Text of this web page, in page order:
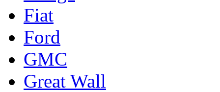
Fiat
Ford
GMC
Great Wall